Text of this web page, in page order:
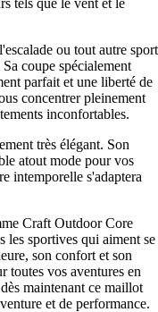
ou tout autre sport
coupe spécialement
parfait et une liberté de
concentrer pleinement
inconfortables.
très élégant. Son
atout mode pour vos
intemporelle s'adaptera
Craft Outdoor Core
les sportives qui aiment se
son confort et son
toutes vos aventures en
maintenant ce maillot
et de performance.